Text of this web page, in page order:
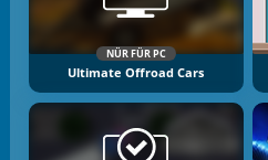
NÜR FÜR PC
Ultimate Offroad Cars